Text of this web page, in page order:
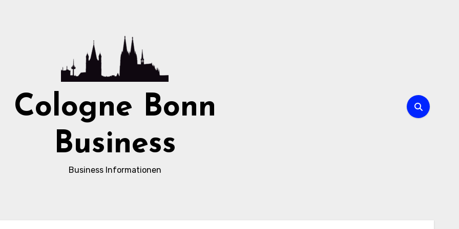
Cologne Bonn
Business
Business Informationen